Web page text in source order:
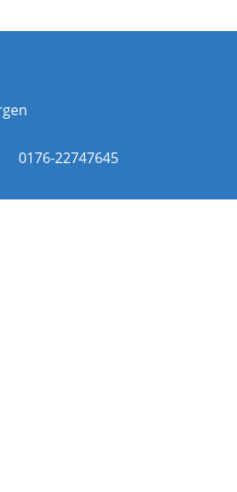
0176-22747645